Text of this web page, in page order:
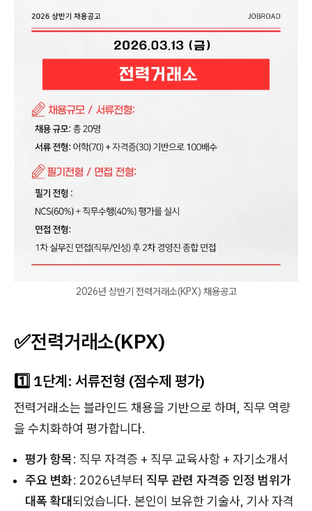
2026년 상반기 전력거래소(KPX) 채용공고
✅전력거래소(KPX)
1️⃣ 1단계: 서류전형 (점수제 평가)
전력거래소는 블라인드 채용을 기반으로 하며, 직무 역량
을 수치화하여 평가합니다.
평가 항목: 직무 자격증 + 직무 교육사항 + 자기소개서
주요 변화: 2026년부터 직무 관련 자격증 인정 범위가
대폭 확대되었습니다. 본인이 보유한 기술사, 기사 자격